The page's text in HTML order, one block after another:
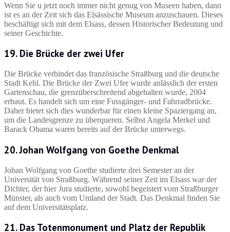
Wenn Sie u jetzt noch immer nicht genug von Museen haben, dann
ist es an der Zeit sich das Elsässische Museum anzuschauen. Dieses
beschäftigt sich mit dem Elsass, dessen Historischer Bedeutung und
seiner Geschichte.
19. Die Brücke der zwei Ufer
Die Brücke verbindet das französische Straßburg und die deutsche
Stadt Kehl. Die Brücke der Zwei Ufer wurde anlässlich der ersten
Gartenschau, die grenzüberschreitend abgehalten wurde, 2004
erbaut. Es handelt sich um eine Fussgänger- und Fahrradbrücke.
Daher bietet sich dies wunderbar für einen kleine Spaziergang an,
um die Landesgrenze zu überqueren. Selbst Angela Merkel und
Barack Obama waren bereits auf der Brücke unterwegs.
20. Johan Wolfgang von Goethe Denkmal
Johan Wolfgang von Goethe studierte drei Semester an der
Universität von Straßburg. Während seiner Zeit im Elsass war der
Dichter, der hier Jura studierte, sowohl begeistert vom Straßburger
Münster, als auch vom Umland der Stadt. Das Denkmal finden Sie
auf dem Universitätsplatz.
21. Das Totenmonument und Platz der Republik